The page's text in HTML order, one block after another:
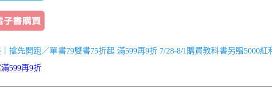
搶先開跑／單書79雙書75折起 滿599再9折 7/28-8/1購買教科書另贈5000紅
599再9折